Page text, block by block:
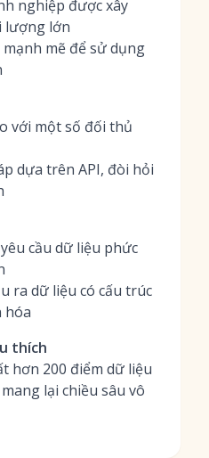
nghiệp được xây
lượng lớn
mẽ để sử dụng
với một số đối thủ
dựa trên API, đòi hỏi
cầu dữ liệu phức
ra dữ liệu có cấu trúc
hóa
thích
hơn 200 điểm dữ liệu
lại chiều sâu vô